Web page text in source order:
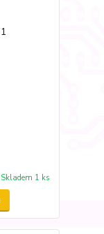
Skladem 1 ks